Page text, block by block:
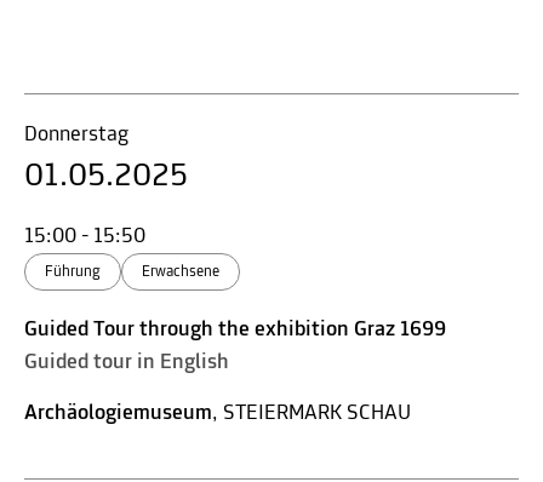
Donnerstag
01.05.2025
15:00 - 15:50
Führung Erwachsene
Guided Tour through the exhibition Graz 1699
Guided tour in English
Archäologiemuseum, STEIERMARK SCHAU